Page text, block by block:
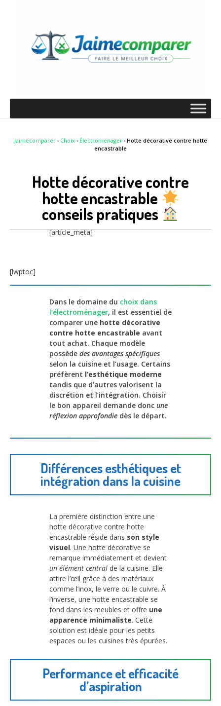
Jaimecomparer› Choix› Électroménager› Hotte décorative contre hotte
encastrable
Hotte décorative contre
hotte encastrable
conseils pratiques
[article_meta]
[lwptoc]
Dans le domaine du choix dans
l’électroménager, il est essentiel de
comparer une hotte décorative
contre hotte encastrable avant
tout achat. Chaque modèle
possède des avantages spécifiques
selon la cuisine et l’usage. Certains
préfèrent l’esthétique moderne
tandis que d’autres valorisent la
discrétion et l’intégration. Choisir
le bon appareil demande donc une
réflexion approfondie dès le départ.
Différences esthétiques et
intégration dans la cuisine
La première distinction entre une
hotte décorative contre hotte
encastrable réside dans son style
visuel. Une hotte décorative se
remarque immédiatement et devient
un élément central de la cuisine. Elle
attire l’œil grâce à des matériaux
comme l’inox, le verre ou le cuivre. À
l’inverse, une hotte encastrable se
fond dans les meubles et offre une
apparence minimaliste. Cette
solution est idéale pour les petits
espaces ou les cuisines très épurées.
Performance et efficacité
d’aspiration